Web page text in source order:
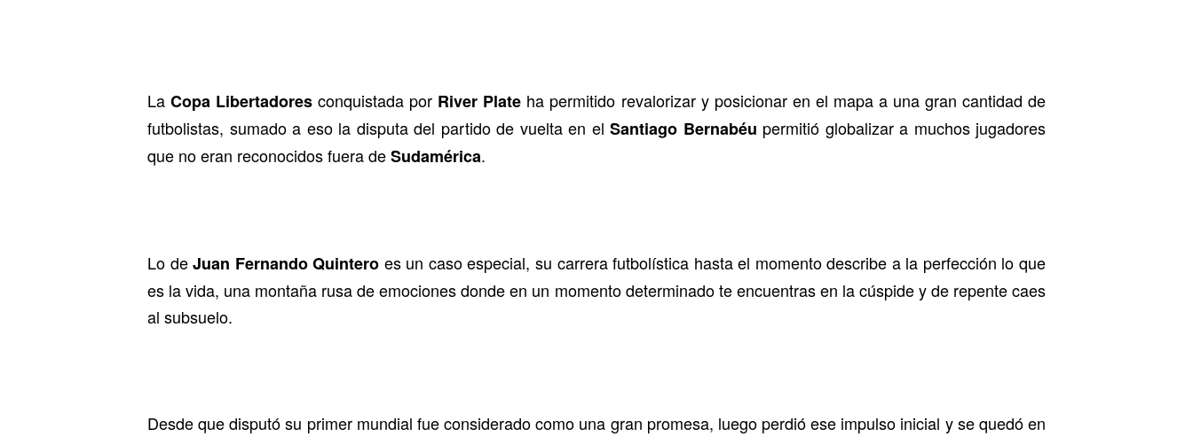
LaCopa Libertadores conquistada por River Plate ha permitido revalorizar y posicionar en el mapa a una gran cantidad de
futbolistas, sumado a eso la disputa del partido de vuelta en el Santiago Bernabéu permitió globalizar a muchos jugadores
que no eran reconocidos fuera deSudamérica.
Lo deJuan Fernando Quintero es un caso especial, su carrera futbolística hasta el momento describe a la perfección lo que
es la vida, una montaña rusa de emociones donde en un momento determinado te encuentras en la cúspide y de repente caes
al subsuelo.
Desde que disputó su primer mundial fue considerado como una gran promesa, luego perdió ese impulso inicial y se quedó en